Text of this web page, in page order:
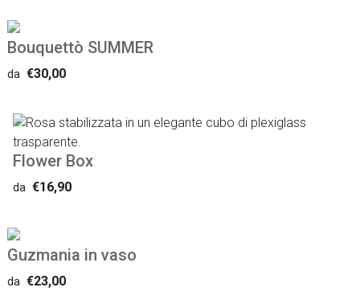
Bouquettò SUMMER
da€30,00
Flower Box
da €16,90
Guzmania in vaso
da€23,00